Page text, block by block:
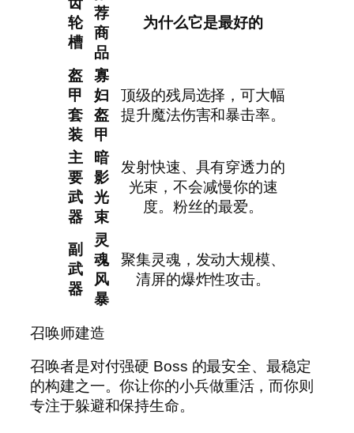
轮
槽
荐
商
品
为什么它是最好的
盔
甲
套
装
寡
妇
盔
甲
顶级的残局选择，可大幅
提升魔法伤害和暴击率。
主
要
武
器
暗
影
光
束
发射快速、具有穿透力的
光束，不会减慢你的速
度。粉丝的最爱。
副
武
器
灵
魂
风
暴
聚集灵魂，发动大规模、
清屏的爆炸性攻击。
召唤师建造
召唤者是对付强硬 Boss 的最安全、最稳定
的构建之一。你让你的小兵做重活，而你则
专注于躲避和保持生命。